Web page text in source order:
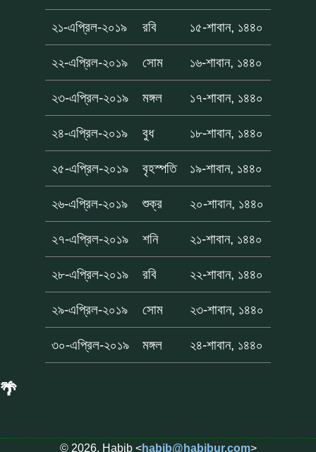
২১-এপ্রিল-২০১৯ রবি ১৫-শাবান, ১৪৪০
২২-এপ্রিল-২০১৯ সোম ১৬-শাবান, ১৪৪০
২৩-এপ্রিল-২০১৯ মঙ্গল ১৭-শাবান, ১৪৪০
২৪-এপ্রিল-২০১৯ বুধ ১৮-শাবান, ১৪৪০
২৫-এপ্রিল-২০১৯ বৃহস্পতি ১৯-শাবান, ১৪৪০
২৬-এপ্রিল-২০১৯ শুক্র ২০-শাবান, ১৪৪০
২৭-এপ্রিল-২০১৯ শনি ২১-শাবান, ১৪৪০
২৮-এপ্রিল-২০১৯ রবি ২২-শাবান, ১৪৪০
২৯-এপ্রিল-২০১৯ সোম ২৩-শাবান, ১৪৪০
৩০-এপ্রিল-২০১৯ মঙ্গল ২৪-শাবান, ১৪৪০
🌴
© 2026, Habib <habib@habibur.com>